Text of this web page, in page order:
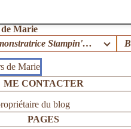
Démonstratrice Stampin'Up !
ME CONTACTER
du blog
PAGES